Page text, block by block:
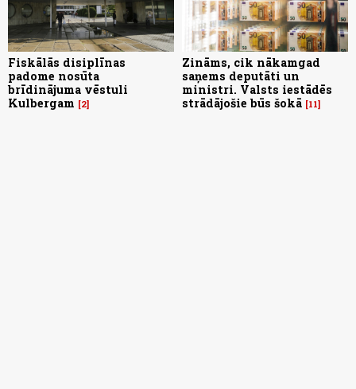
Fiskālās disiplīnas
padome nosūta
brīdinājuma vēstuli
Kulbergam
2
Zināms, cik nākamgad
saņems deputāti un
ministri. Valsts iestādēs
strādājošie būs šokā 11